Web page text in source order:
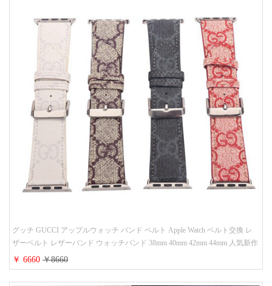
グッチ GUCCI アップルウォッチ バンド ベルト Apple Watch ベルト交換 レ
ザーベルト レザーバンド ウォッチバンド 38mm 40mm 42mm 44mm 人気新作
￥ 6660￥8660